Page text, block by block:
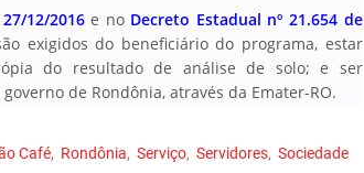
12/2016e no Decreto Estadual nº 21.654 de
exigidos do beneficiário do programa, estar
do resultado de análise de solo; e ser
de Rondônia, através da Emater-RO.
Café Rondônia Serviço Servidores Sociedade